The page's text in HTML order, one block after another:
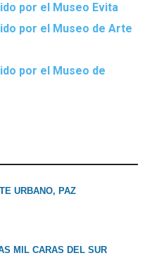
por el Museo Evita
por el Museo de Arte
por el Museo de
URBANO, PAZ
MIL CARAS DEL SUR